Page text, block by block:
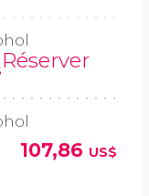
Réserver
107,86 US$